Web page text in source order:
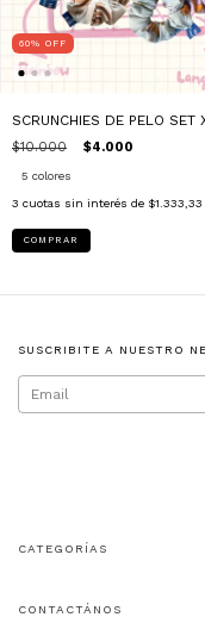
60% OFF
SCRUNCHIES DE PELO SET
$10.000 $4.000
5 colores
3 cuotas sin interés de $1.333,33
COMPRAR
SUSCRIBITE A NUESTRO
CATEGORÍAS
CONTACTÁNOS